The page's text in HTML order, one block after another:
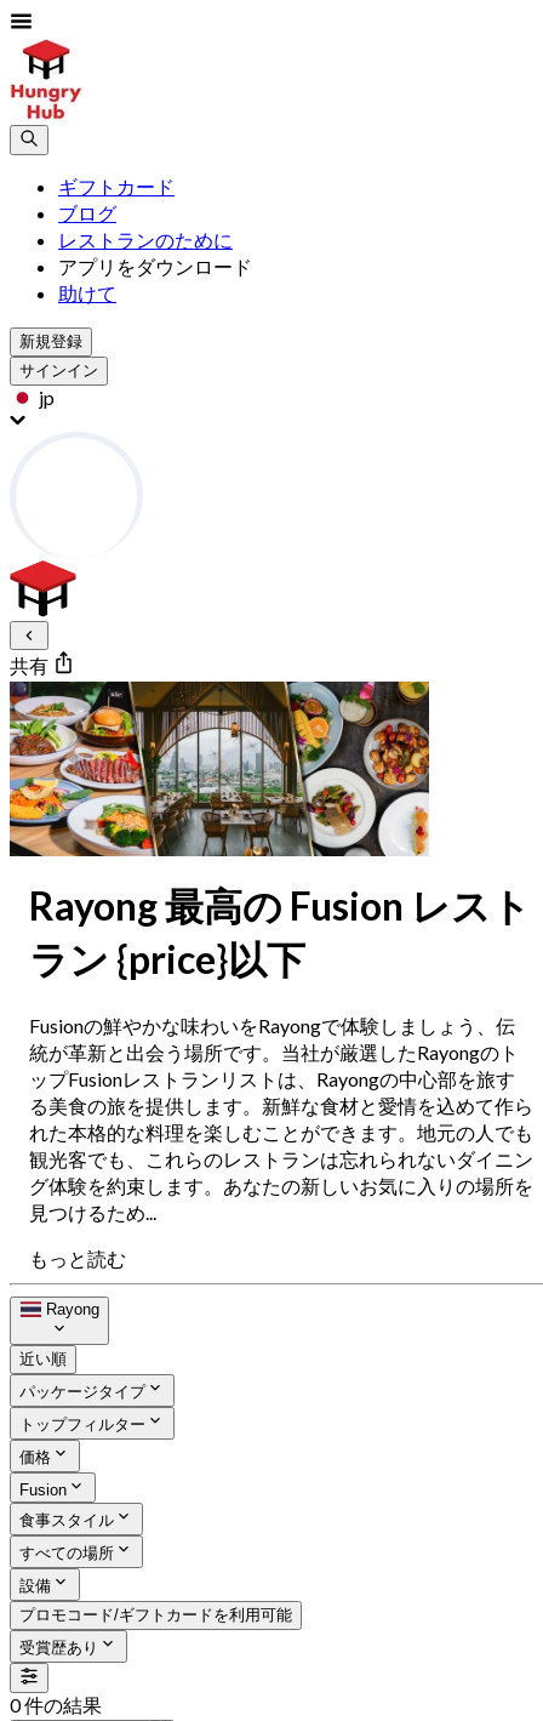
ギフトカード
ブログ
レストランのために
アプリをダウンロード
助けて
新規登録
サインイン
jp
共有
Rayong 最高の Fusion レスト
ラン {price}以下
Fusionの鮮やかな味わいをRayongで体験しましょう、伝
統が革新と出会う場所です。当社が厳選したRayongのト
ップFusionレストランリストは、Rayongの中心部を旅す
る美食の旅を提供します。新鮮な食材と愛情を込めて作ら
れた本格的な料理を楽しむことができます。地元の人でも
観光客でも、これらのレストランは忘れられないダイニン
グ体験を約束します。あなたの新しいお気に入りの場所を
見つけるため...
もっと読む
Rayong
近い順
パッケージタイプ
トップフィルター
価格
Fusion
食事スタイル
すべての場所
設備
プロモコード/ギフトカードを利用可能
受賞歴あり
0 件の結果